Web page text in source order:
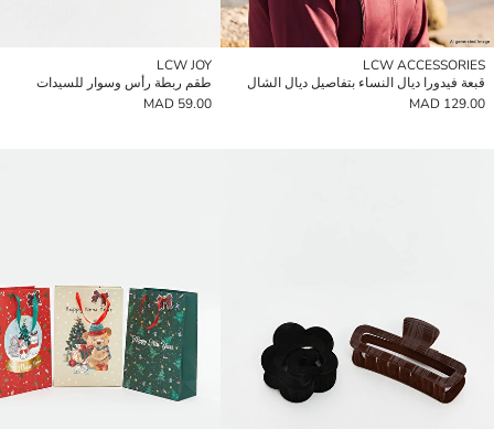
LCW ACCESSORIES
قبعة فيدورا ديال النساء بتفاصيل ديال الشال
129.00 MAD
LCW JOY
طقم ربطة رأس وسوار للسيدات
59.00 MAD